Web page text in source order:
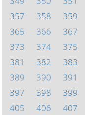
357
358 359
365
366 367
373
374 375
381
382 383
389
390 391
397
398 399
405
406 407